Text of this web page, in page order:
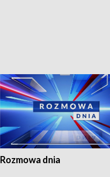
Rozmowa dnia